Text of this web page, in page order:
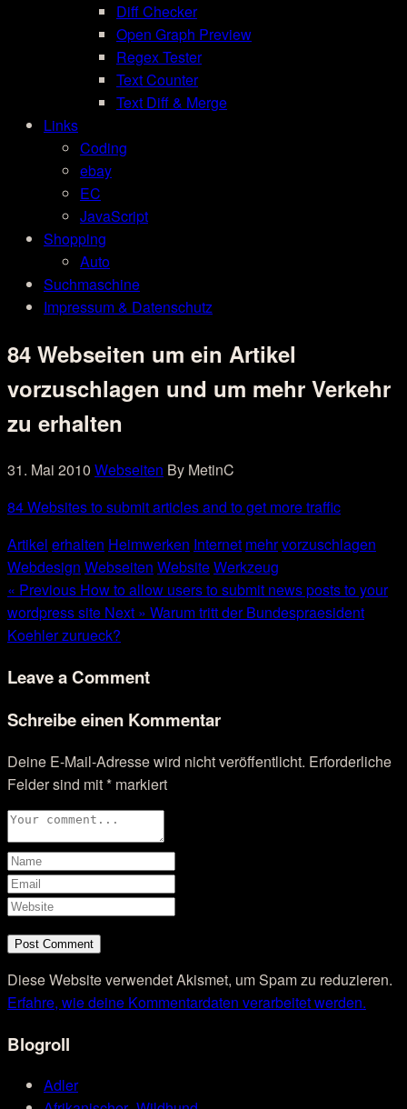
Diff Checker
Open Graph Preview
Regex Tester
Text Counter
Text Diff & Merge
Links
Coding
ebay
EC
JavaScript
Shopping
Auto
Suchmaschine
Impressum & Datenschutz
84 Webseiten um ein Artikel
vorzuschlagen und um mehr Verkehr
zu erhalten
31. Mai 2010 Webseiten By MetinC
84 Websites to submit articles and to get more traffic
Artikel erhalten Heimwerken Internet mehrvorzuschlagen
Webdesign Webseiten WebsiteWerkzeug
« Previous How to allow users to submit news posts to your
wordpress site Next » Warum tritt der Bundespraesident
Koehler zurueck?
Leave a Comment
Schreibe einen Kommentar
Deine E-Mail-Adresse wird nicht veröffentlicht. Erforderliche
Felder sind mit* markiert
Diese Website verwendet Akismet, um Spam zu reduzieren.
Erfahre, wie deine Kommentardaten verarbeitet werden.
Blogroll
Adler